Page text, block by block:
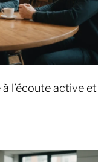
l’écoute active et